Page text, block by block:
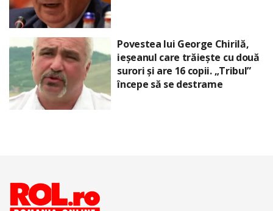
Povestea lui George Chirilă,
ieșeanul care trăiește cu două
surori și are 16 copii. „Tribul”
începe să se destrame